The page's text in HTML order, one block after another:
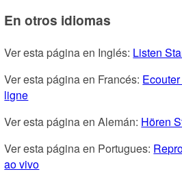
En otros idiomas
Ver esta página en Inglés: Listen
Ver esta página en Francés:
ligne
Ver esta página en Alemán: Hören
Ver esta página en Portugues:
ao vivo